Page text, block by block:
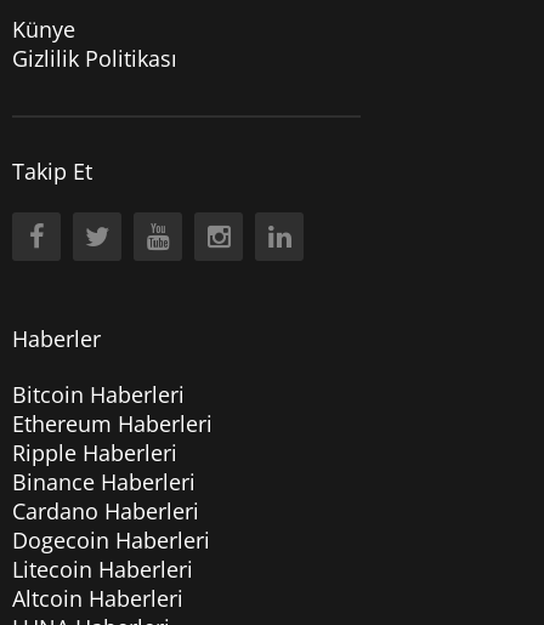
Künye
Gizlilik Politikası
Takip Et
Haberler
Bitcoin Haberleri
Ethereum Haberleri
Ripple Haberleri
Binance Haberleri
Cardano Haberleri
Dogecoin Haberleri
Litecoin Haberleri
Altcoin Haberleri